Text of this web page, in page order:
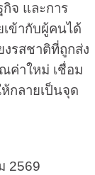
กิจ และการ
ข้ากับผู้คนได้
งรสชาติที่ถูกส่ง
ค่าใหม่ เชื่อม
กลายเป็นจุด
2569